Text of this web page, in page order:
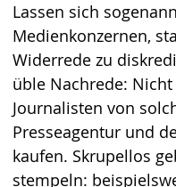
Lassen sich
Medienkonzernen,
Widerrede zu
üble Nachrede:
Journalisten von
Presseagentur und
kaufen. Skrupellos
stempeln: